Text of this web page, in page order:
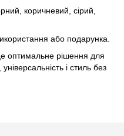
коричневий, сірий,
або подарунка.
оптимальне рішення для
і стиль без